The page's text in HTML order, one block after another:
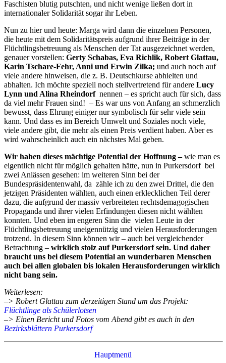
Faschisten blutig putschten, und nicht wenige ließen dort in
internationaler Solidarität sogar ihr Leben.
Nun zu hier und heute: Marga wird dann die einzelnen Personen,
die heute mit dem Solidaritätspreis aufgrund ihrer Beiträge in der
Flüchtlingsbetreuung als Menschen der Tat ausgezeichnet werden,
genauer vorstellen: Gerty Schabas, Eva Richlik, Robert Glattau,
Karin Tschare-Fehr, Anni und Erwin Zilka; und auch noch auf
viele andere hinweisen, die z. B. Deutschkurse abhielten und
abhalten. Ich möchte speziell noch stellvertretend für andere Lucy
Lynn und Alina Rheindorf nennen – es spricht auch für sich, dass
da viel mehr Frauen sind! – Es war uns von Anfang an schmerzlich
bewusst, dass Ehrung einiger nur symbolisch für sehr viele sein
kann. Und dass es im Bereich Umwelt und Soziales noch viele,
viele andere gibt, die mehr als einen Preis verdient haben. Aber es
wird wahrscheinlich auch ein nächstes Mal geben.
Wir haben dieses mächtige Potential der Hoffnung –wie man es
eigentlich nicht für möglich gehalten hätte, nun in Purkersdorf bei
zwei Anlässen gesehen: im weiteren Sinn bei der
Bundespräsidentenwahl, da zähle ich zu den zwei Drittel, die den
jetzigen Präsidenten wählten, auch einen erklecklichen Teil derer
dazu, die aufgrund der massiv verbreiteten rechtsdemagogischen
Propaganda und ihrer vielen Erfindungen diesen nicht wählten
konnten. Und eben im engeren Sinn die vielen Leute in der
Flüchtlingsbetreuung uneigennützig und vielen Herausforderungen
trotzend. In diesem Sinn können wir – auch bei vergleichender
Betrachtung – wirklich stolz auf Purkersdorf sein. Und daher
braucht uns bei diesem Potential an wunderbaren Menschen
auch bei allen globalen bis lokalen Herausforderungen wirklich
nicht bang sein.
Weiterlesen:
–> Robert Glattau zum derzeitigen Stand um das Projekt:
Flüchtlinge als Schülerlotsen
–> Einen Bericht und Fotos vom Abend gibt es auch in den
Bezirksblättern Purkersdorf
Hauptmenü